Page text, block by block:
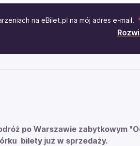
na eBilet.pl na mój adres e-mail.
po Warszawie zabytkowym
bilety już w sprzedaży.